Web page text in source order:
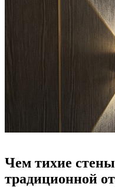
Чем тихие
традиционной